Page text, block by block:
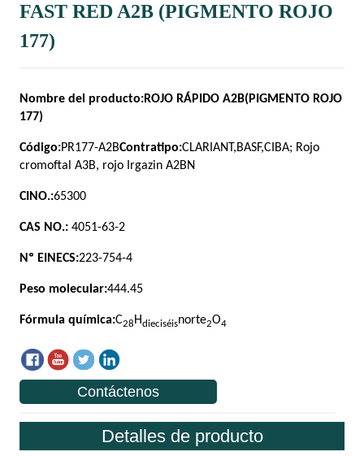
FAST RED A2B (PIGMENTO ROJO
177)
Contáctenos
Detalles de producto